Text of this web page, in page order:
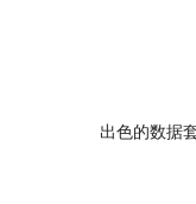
出色的数据